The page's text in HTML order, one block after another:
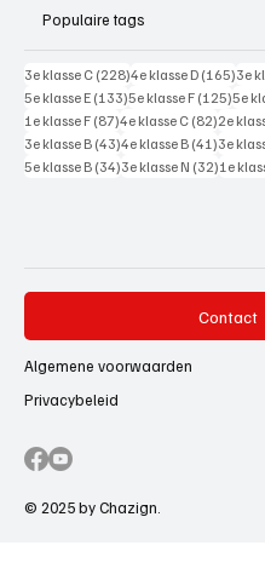
Populaire tags
3e klasse C (228)228 posts
4e klasse D (165)165
3e
5e klasse E (133)133 posts
5e klasse F (125)125
5e
1e klasse F (87)87 posts
4e klasse C (82)82 posts
2e
3e klasse B (43)43 posts
4e klasse B (41)41 posts
3e
5e klasse B (34)34 posts
3e klasse N (32)32
1e
Contact
Algemene voorwaarden
Privacybeleid
© 2025 by Chazign.